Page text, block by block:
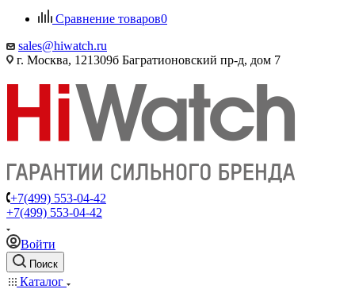
Сравнение товаров0
sales@hiwatch.ru
г. Москва, 121309б Багратионовский пр-д, дом 7
+7(499) 553-04-42
+7(499) 553-04-42
Войти
Поиск
Каталог